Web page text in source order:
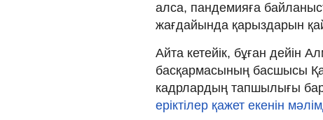
алса, пандемияға
жағдайында қарыздарын
Айта кетейік, бұған дейін
басқармасының басшысы
кадрлардың тапшылығы
еріктілер қажет екенін